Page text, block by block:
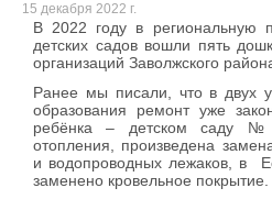
15 декабря 2022 г.
В 2022 году в региональную
детских садов вошли пять
организаций Заволжского
Ранее мы писали, что в двух
образования ремонт уже
ребёнка – детском саду
отопления, произведена
и водопроводных лежаков, в
заменено кровельное покрытие.